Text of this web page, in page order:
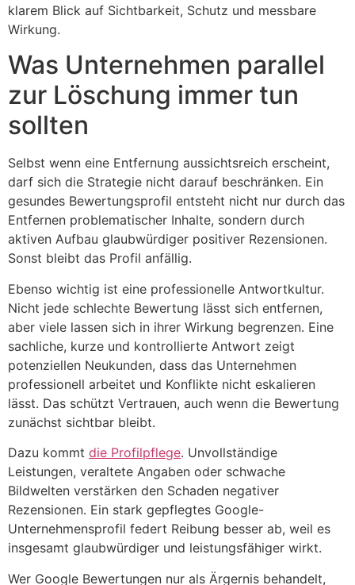
klarem Blick auf Sichtbarkeit, Schutz und messbare
Wirkung.
Was Unternehmen parallel
zur Löschung immer tun
sollten
Selbst wenn eine Entfernung aussichtsreich erscheint,
darf sich die Strategie nicht darauf beschränken. Ein
gesundes Bewertungsprofil entsteht nicht nur durch das
Entfernen problematischer Inhalte, sondern durch
aktiven Aufbau glaubwürdiger positiver Rezensionen.
Sonst bleibt das Profil anfällig.
Ebenso wichtig ist eine professionelle Antwortkultur.
Nicht jede schlechte Bewertung lässt sich entfernen,
aber viele lassen sich in ihrer Wirkung begrenzen. Eine
sachliche, kurze und kontrollierte Antwort zeigt
potenziellen Neukunden, dass das Unternehmen
professionell arbeitet und Konflikte nicht eskalieren
lässt. Das schützt Vertrauen, auch wenn die Bewertung
zunächst sichtbar bleibt.
Dazu kommt die Profilpflege. Unvollständige
Leistungen, veraltete Angaben oder schwache
Bildwelten verstärken den Schaden negativer
Rezensionen. Ein stark gepflegtes Google-
Unternehmensprofil federt Reibung besser ab, weil es
insgesamt glaubwürdiger und leistungsfähiger wirkt.
Wer Google Bewertungen nur als Ärgernis behandelt,